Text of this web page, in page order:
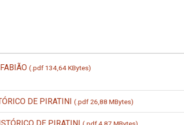
(.pdf 134,64 KBytes)
DE PIRATINI (.pdf 26,88 MBytes)